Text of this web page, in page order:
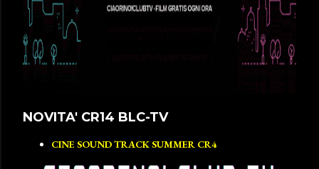
NOVITA' CR14 BLC-TV
CINE SOUND TRACK SUMMER CR4